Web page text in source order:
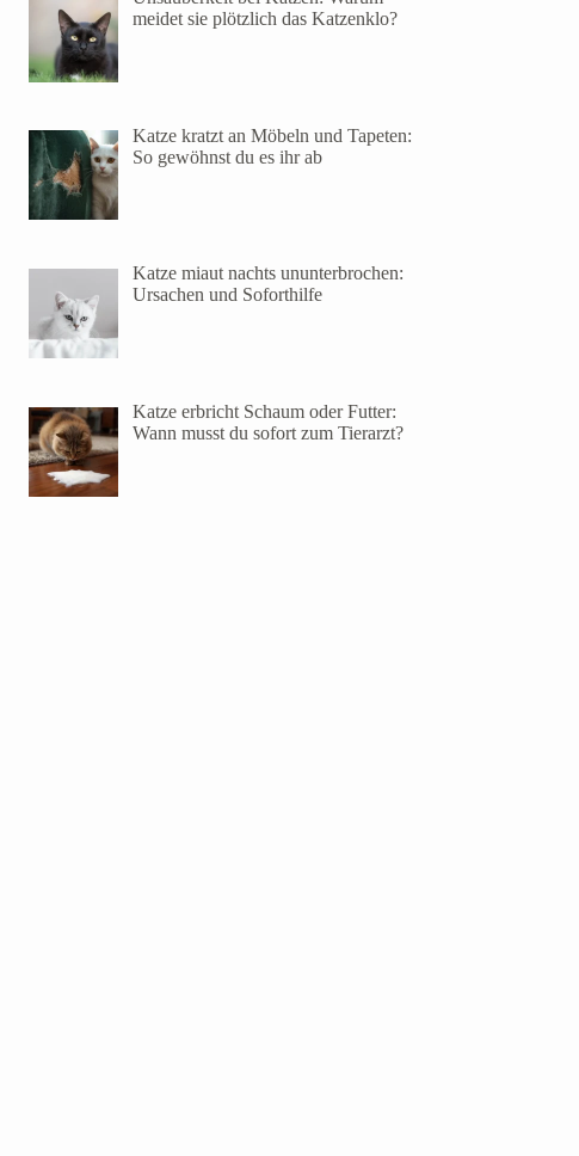
meidet sie plötzlich das Katzenklo?
Katze kratzt an Möbeln und Tapeten:
So gewöhnst du es ihr ab
Katze miaut nachts ununterbrochen:
Ursachen und Soforthilfe
Katze erbricht Schaum oder Futter:
Wann musst du sofort zum Tierarzt?